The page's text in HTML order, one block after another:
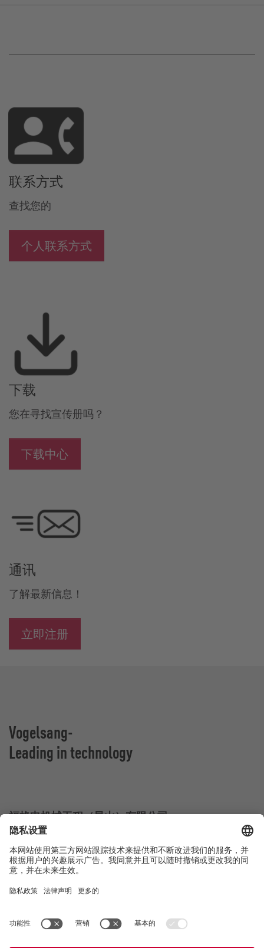
联系方式
查找您的
个人联系方式
下载
您在寻找宣传册吗？
下载中心
通讯
了解最新信息！
立即注册
Vogelsang-
Leading in technology
福格申机械工程（昆山）有限公司
江苏省昆山市杜鹃路555号
中国昆山
电话： +86 512 8788 8101
china@vogelsang.info